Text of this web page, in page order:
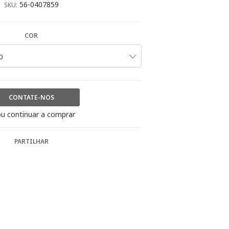
SKU: 56-0407859
COR
CONTATE-NOS
continuar a comprar
PARTILHAR